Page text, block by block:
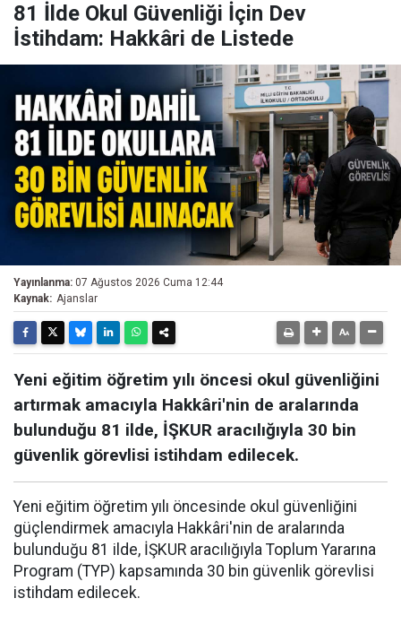
81 İlde Okul Güvenliği İçin Dev
İstihdam: Hakkâri de Listede
Yayınlanma: 07 Ağustos 2026 Cuma 12:44
Kaynak: Ajanslar
Yeni eğitim öğretim yılı öncesi okul güvenliğini
artırmak amacıyla Hakkâri'nin de aralarında
bulunduğu 81 ilde, İŞKUR aracılığıyla 30 bin
güvenlik görevlisi istihdam edilecek.
Yeni eğitim öğretim yılı öncesinde okul güvenliğini
güçlendirmek amacıyla Hakkâri'nin de aralarında
bulunduğu 81 ilde, İŞKUR aracılığıyla Toplum Yararına
Program (TYP) kapsamında 30 bin güvenlik görevlisi
istihdam edilecek.